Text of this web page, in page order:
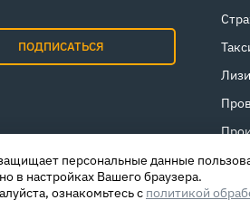
ПОДПИСАТЬСЯ
ООО «Системы управления
персональные данные
в настройках Вашего браузера.
ознакомьтесь с политикой